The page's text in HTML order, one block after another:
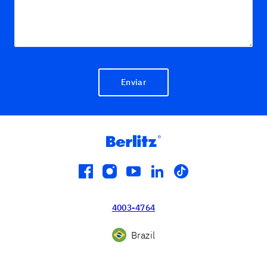
Enviar
facebook
instagram
youtube
linkedin
tiktok
4003-4764
Brazil